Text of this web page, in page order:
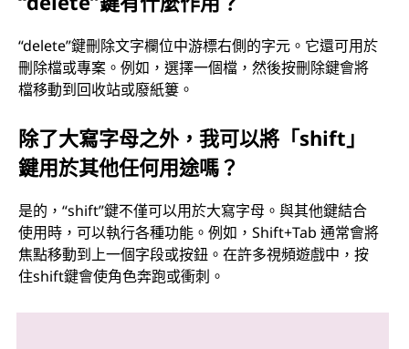
“delete”鍵刪除文字欄位中游標右側的字元。它還可用於
刪除檔或專案。例如，選擇一個檔，然後按刪除鍵會將
檔移動到回收站或廢紙簍。
除了大寫字母之外，我可以將「shift」
鍵用於其他任何用途嗎？
是的，“shift”鍵不僅可以用於大寫字母。與其他鍵結合
使用時，可以執行各種功能。例如，Shift+Tab 通常會將
焦點移動到上一個字段或按鈕。在許多視頻遊戲中，按
住shift鍵會使角色奔跑或衝刺。